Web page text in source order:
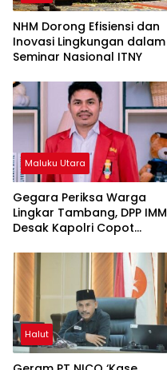
NHM Dorong Efisiensi dan
Inovasi Lingkungan dalam
Seminar Nasional ITNY
Maluku Utara
Gegara Periksa Warga
Lingkar Tambang, DPP IMM
Desak Kapolri Copot
Halut